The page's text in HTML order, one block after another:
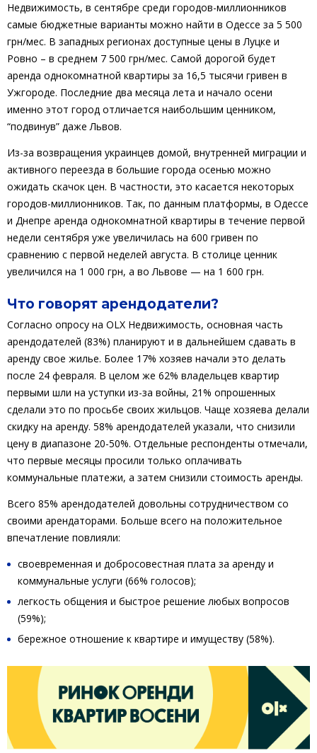
Недвижимость, в сентябре среди городов-миллионников
самые бюджетные варианты можно найти в Одессе за 5 500
грн/мес. В западных регионах доступные цены в Луцке и
Ровно – в среднем 7 500 грн/мес. Самой дорогой будет
аренда однокомнатной квартиры за 16,5 тысячи гривен в
Ужгороде. Последние два месяца лета и начало осени
именно этот город отличается наибольшим ценником,
“подвинув” даже Львов.
Из-за возвращения украинцев домой, внутренней миграции и
активного переезда в большие города осенью можно
ожидать скачок цен. В частности, это касается некоторых
городов-миллионников. Так, по данным платформы, в Одессе
и Днепре аренда однокомнатной квартиры в течение первой
недели сентября уже увеличилась на 600 гривен по
сравнению с первой неделей августа. В столице ценник
увеличился на 1 000 грн, а во Львове — на 1 600 грн.
Что говорят арендодатели?
Согласно опросу на OLX Недвижимость, основная часть
арендодателей (83%) планируют и в дальнейшем сдавать в
аренду свое жилье. Более 17% хозяев начали это делать
после 24 февраля. В целом же 62% владельцев квартир
первыми шли на уступки из-за войны, 21% опрошенных
сделали это по просьбе своих жильцов. Чаще хозяева делали
скидку на аренду. 58% арендодателей указали, что снизили
цену в диапазоне 20-50%. Отдельные респонденты отмечали,
что первые месяцы просили только оплачивать
коммунальные платежи, а затем снизили стоимость аренды.
Всего 85% арендодателей довольны сотрудничеством со
своими арендаторами. Больше всего на положительное
впечатление повлияли:
своевременная и добросовестная плата за аренду и
коммунальные услуги (66% голосов);
легкость общения и быстрое решение любых вопросов
(59%);
бережное отношение к квартире и имуществу (58%).